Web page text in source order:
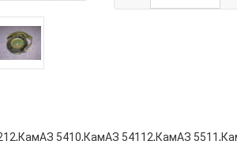
5410,КамАЗ 54112,КамАЗ